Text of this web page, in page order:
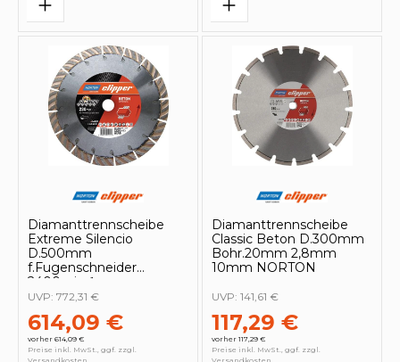
Diamanttrennscheibe
Extreme Silencio
D.500mm
f.Fugenschneider
2400min-¹
614,09 €
vorher 614,09 €
UVP: 772,31 €
Preise inkl. MwSt., ggf. zzgl.
Versandkosten
Diamanttrennscheibe
Classic Beton D.300mm
Bohr.20mm 2,8mm
10mm NORTON
117,29 €
vorher 117,29 €
UVP: 141,61 €
Preise inkl. MwSt., ggf. zzgl.
Versandkosten